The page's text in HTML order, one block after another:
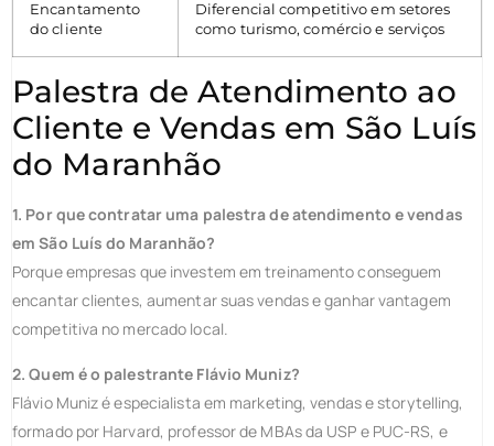
Encantamento
do cliente
Diferencial competitivo em setores
como turismo, comércio e serviços
Palestra de Atendimento ao
Cliente e Vendas em São Luís
do Maranhão
1. Por que contratar uma palestra de atendimento e vendas
em São Luís do Maranhão?
Porque empresas que investem em treinamento conseguem
encantar clientes, aumentar suas vendas e ganhar vantagem
competitiva no mercado local.
2. Quem é o palestrante Flávio Muniz?
Flávio Muniz é especialista em marketing, vendas e storytelling,
formado por Harvard, professor de MBAs da USP e PUC-RS, e